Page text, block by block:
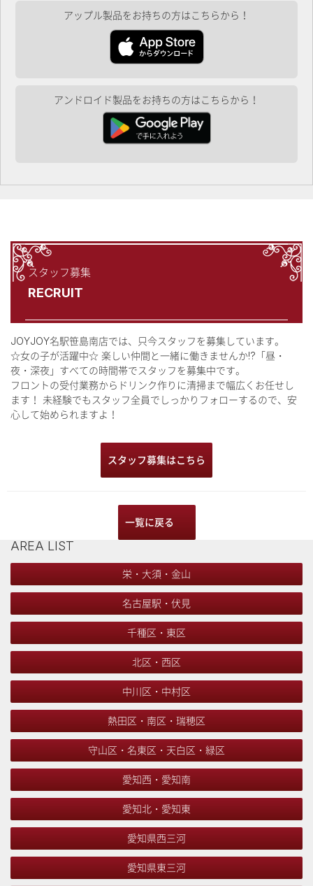
アップル製品をお持ちの方はこちらから！
アンドロイド製品をお持ちの方はこちらから！
スタッフ募集
RECRUIT
JOYJOY名駅笹島南店では、只今スタッフを募集しています。
☆女の子が活躍中☆ 楽しい仲間と一緒に働きませんか!?「昼・
夜・深夜」すべての時間帯でスタッフを募集中です。
フロントの受付業務からドリンク作りに清掃まで幅広くお任せし
ます！ 未経験でもスタッフ全員でしっかりフォローするので、安
心して始められますよ！
スタッフ募集はこちら
一覧に戻る
AREA LIST
栄・大須・金山
名古屋駅・伏見
千種区・東区
北区・西区
中川区・中村区
熱田区・南区・瑞穂区
守山区・名東区・天白区・緑区
愛知西・愛知南
愛知北・愛知東
愛知県西三河
愛知県東三河